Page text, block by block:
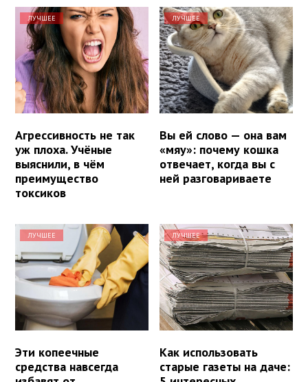
ЛУЧШЕЕ
Агрессивность не так
уж плоха. Учёные
выяснили, в чём
преимущество
токсиков
ЛУЧШЕЕ
Вы ей слово — она вам
«мяу»: почему кошка
отвечает, когда вы с
ней разговариваете
ЛУЧШЕЕ
Эти копеечные
средства навсегда
ЛУЧШЕЕ
Как использовать
старые газеты на даче: